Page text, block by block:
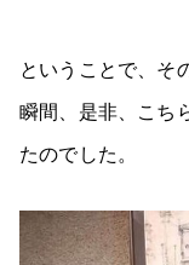
ということで、そ
瞬間、是非、こち
たのでした。